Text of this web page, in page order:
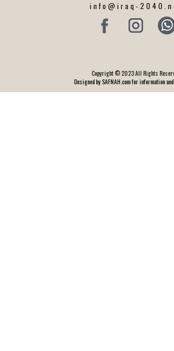
info@iraq-
Copyright © 2023 All Rights
Designed by SAFNAH.com for information